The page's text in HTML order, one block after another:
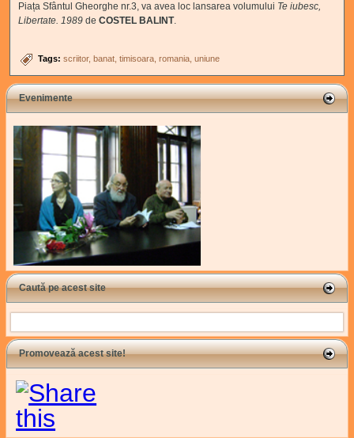
Piața Sfântul Gheorghe nr.3, va avea loc lansarea volumului Te iubesc,
Libertate. 1989 de COSTEL BALINT.
Tags:scriitor banat timisoara romania uniune
Evenimente
Caută pe acest site
Search
Promovează acest site!